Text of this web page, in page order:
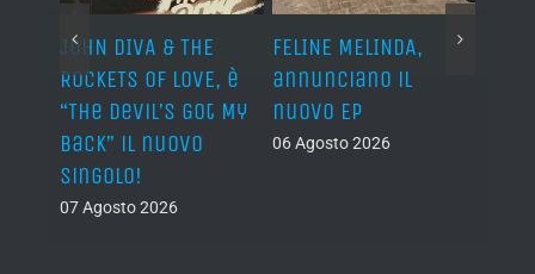
JOHN DIVA & THE
ROCKETS OF LOVE, è
“The Devil’s Got My
Back” il nuovo
singolo!
07 Agosto 2026
FELINE MELINDA,
annunciano il
nuovo EP
06 Agosto 2026